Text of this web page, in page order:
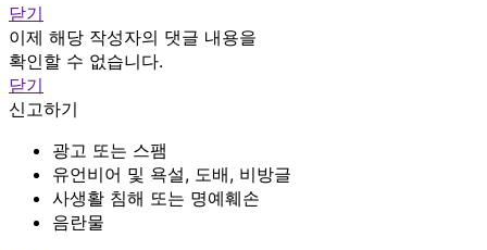
닫기
이제 해당 작성자의 댓글 내용을
확인할 수 없습니다.
닫기
신고하기
광고 또는 스팸
유언비어 및 욕설, 도배, 비방글
사생활 침해 또는 명예훼손
음란물